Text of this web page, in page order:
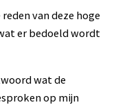
reden van deze hoge
er bedoeld wordt
wat de
op mijn